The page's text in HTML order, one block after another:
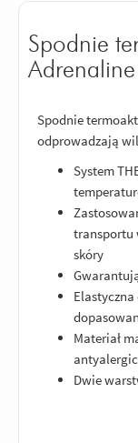
Spodnie
Adrenaline
Spodnie
odprowadzają
System
transportu
skóry
Materiał
Dwie